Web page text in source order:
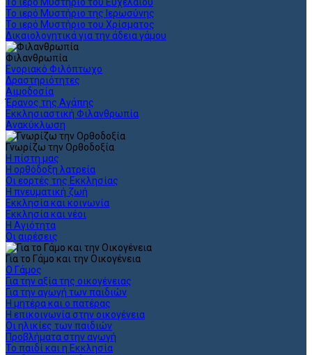
Το ιερό Μυστήριο της Ιερωσύνης
Το ιερό Μυστήριο του Χρίσματος
Δικαιολογητικά για την άδεια γάμου
Φιλανθρωπία
Ενοριακό Φιλόπτωχο
Δραστηριότητες
Αιμοδοσία
Έρανος της Αγάπης
Εκκλησιαστική Φιλανθρωπία
Ανακύκλωση
Γνωρίζω την Ορθοδοξία
Η πίστη μας
Η ορθόδοξη λατρεία
Οι εορτές της Εκκλησίας
Η πνευματική ζωή
Εκκλησία και κοινωνία
Εκκλησία και νέοι
Η Αγιότητα
Οι αιρέσεις
Για το Γάμο και την Οικογένεια
Ο Γάμος
Για την αξία της οικογένειας
Για την αγωγή των παιδιών
Η μητέρα και ο πατέρας
Η επικοινωνία στην οικογένεια
Οι ηλικίες των παιδιών
Προβλήματα στην αγωγή
Το παιδί και η Εκκλησία